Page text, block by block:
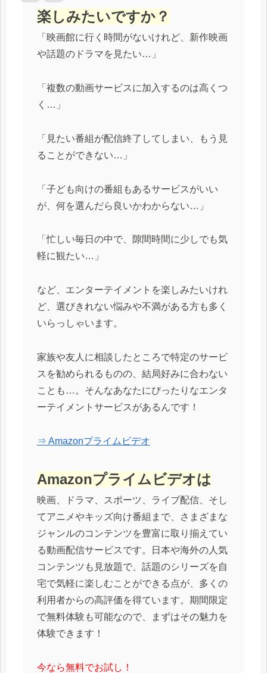
楽しみたいですか？
「映画館に行く時間がないけれど、新作映画
や話題のドラマを見たい…」
「複数の動画サービスに加入するのは高くつ
く…」
「見たい番組が配信終了してしまい、もう見
ることができない…」
「子ども向けの番組もあるサービスがいい
が、何を選んだら良いかわからない…」
「忙しい毎日の中で、隙間時間に少しでも気
軽に観たい…」
など、エンターテイメントを楽しみたいけれ
ど、選びきれない悩みや不満がある方も多く
いらっしゃいます。
家族や友人に相談したところで特定のサービ
スを勧められるものの、結局好みに合わない
ことも…。そんなあなたにぴったりなエンタ
ーテイメントサービスがあるんです！
⇒ Amazonプライムビデオ
Amazonプライムビデオは
映画、ドラマ、スポーツ、ライブ配信、そし
てアニメやキッズ向け番組まで、さまざまな
ジャンルのコンテンツを豊富に取り揃えてい
る動画配信サービスです。日本や海外の人気
コンテンツも見放題で、話題のシリーズを自
宅で気軽に楽しむことができる点が、多くの
利用者からの高評価を得ています。期間限定
で無料体験も可能なので、まずはその魅力を
体験できます！
今なら無料でお試し！